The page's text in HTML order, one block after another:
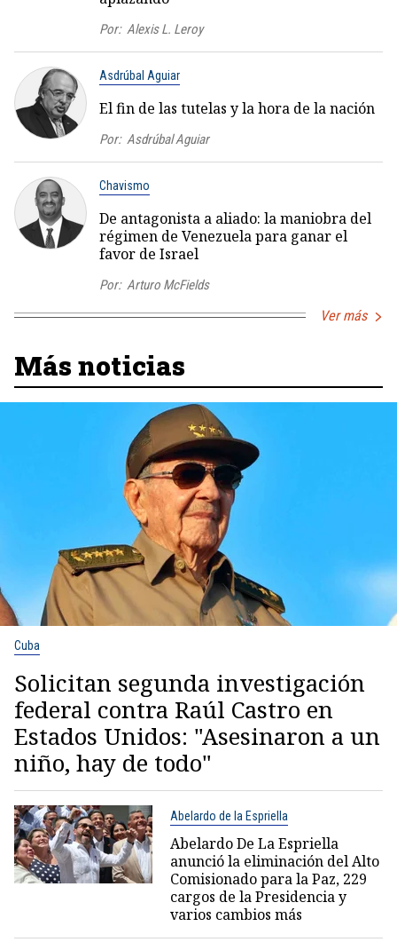
Por: Alexis L. Leroy
Asdrúbal Aguiar
El fin de las tutelas y la hora de la nación
Por: Asdrúbal Aguiar
Chavismo
De antagonista a aliado: la maniobra del
régimen de Venezuela para ganar el
favor de Israel
Por: Arturo McFields
Ver más
Más noticias
Cuba
Solicitan segunda investigación
federal contra Raúl Castro en
Estados Unidos: "Asesinaron a un
niño, hay de todo"
Abelardo de la Espriella
Abelardo De La Espriella
anunció la eliminación del Alto
Comisionado para la Paz, 229
cargos de la Presidencia y
varios cambios más